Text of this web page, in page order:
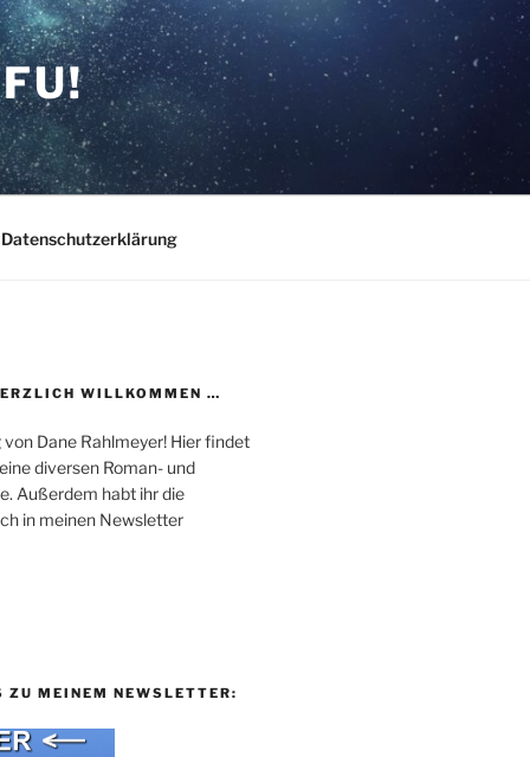
Datenschutzerklärung
WILLKOMMEN …
Dane Rahlmeyer! Hier findet
diversen Roman- und
Außerdem habt ihr die
in meinen Newsletter
ZU MEINEM NEWSLETTER: